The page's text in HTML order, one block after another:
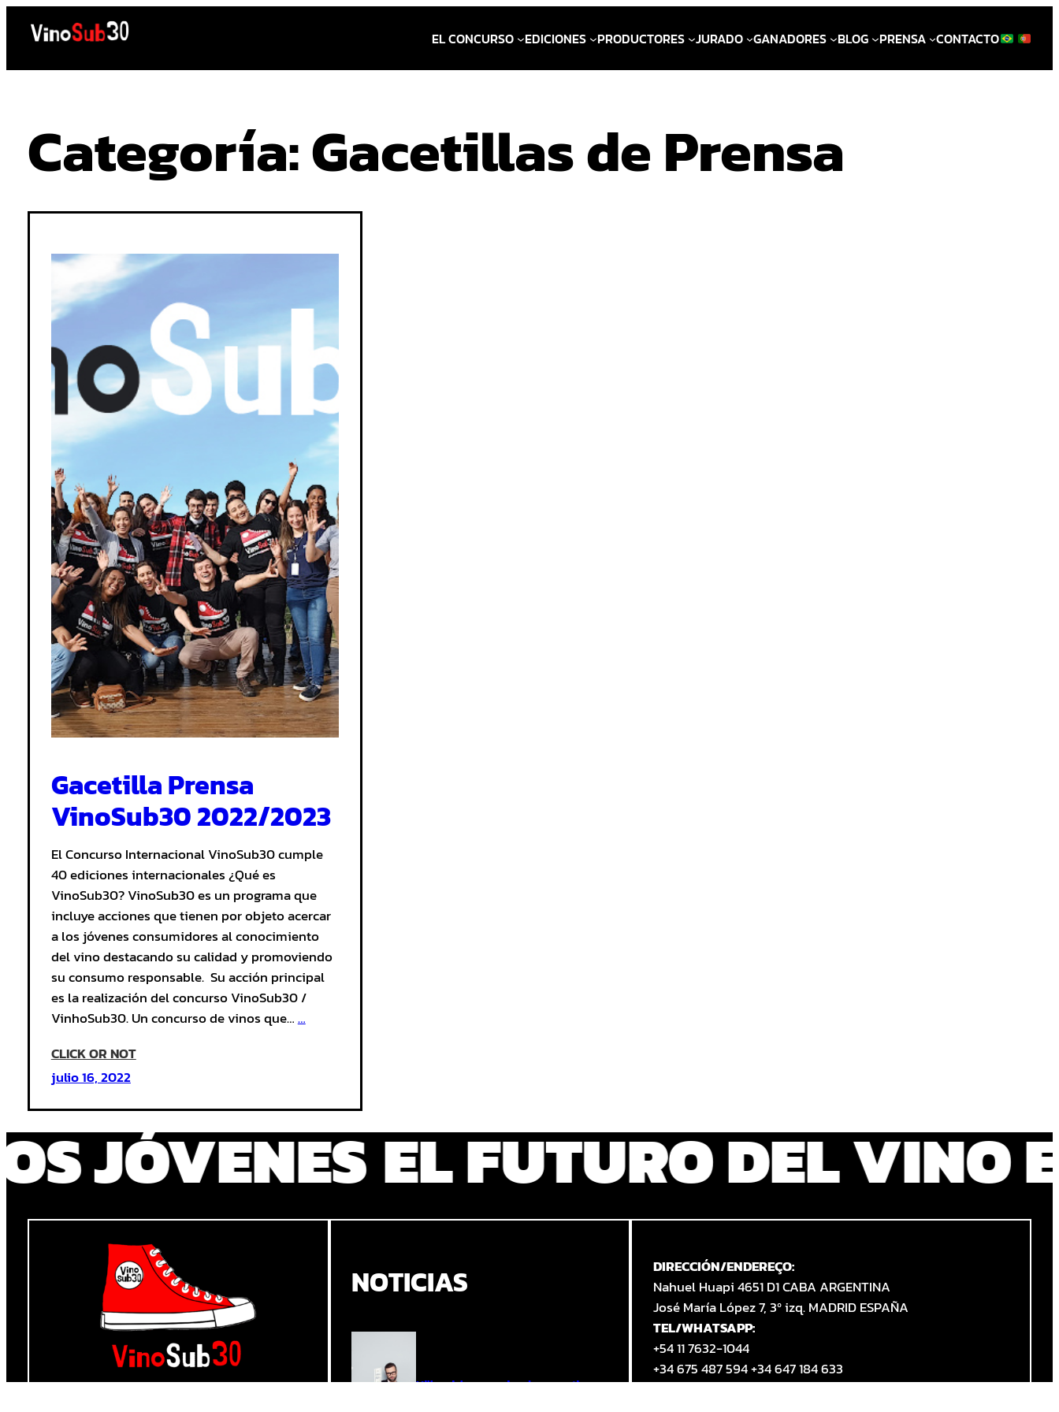
Saltar
contenido
EL CONCURSO EDICIONES PRODUCTORES JURADO GANADORES BLOG PRENSA CONTACTO
Categoría:Gacetillas de Prensa
Gacetilla Prensa
VinoSub30 2022/2023
El Concurso Internacional VinoSub30 cumple
40 ediciones internacionales ¿Qué es
VinoSub30? VinoSub30 es un programa que
incluye acciones que tienen por objeto acercar
a los jóvenes consumidores al conocimiento
del vino destacando su calidad y promoviendo
su consumo responsable. Su acción principal
es la realización del concurso VinoSub30 /
VinhoSub30. Un concurso de vinos que……
CLICK OR NOT
:
Gacetilla
Prensa
VinoSub30
2022/2023
julio 16, 2022
LOS JÓVENESEL FUTURO DEL
NOTICIAS
Millennials, en camino de convertirse en
DIRECCIÓN/ENDEREÇO:
Nahuel Huapi 4651 D1 CABA ARGENTINA
José María López 7, 3º izq. MADRID ESPAÑA
TEL/WHATSAPP:
+54 11 7632-1044
+34 675 487 594 +34 647 184 633
HORARIO: